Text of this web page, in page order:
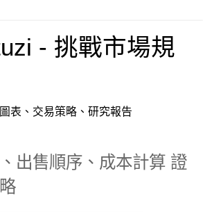
- 挑戰市場規
表、交易策略、研究報告
出售順序、成本計算 證